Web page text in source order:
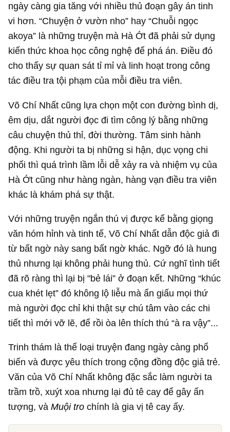
ngày càng gia tăng với nhiều thủ đoạn gây án tinh
vi hơn. “Chuyện ở vườn nho” hay “Chuỗi ngọc
akoya” là những truyện mà Hà Ớt đã phải sử dụng
kiến thức khoa học công nghệ để phá án. Điều đó
cho thấy sự quan sát tỉ mỉ và linh hoạt trong công
tác điều tra tội phạm của mỗi điều tra viên.
Võ Chí Nhất cũng lựa chọn một con đường bình dị,
êm dịu, dắt người đọc đi tìm công lý bằng những
câu chuyện thủ thỉ, đời thường. Tâm sinh hành
động. Khi người ta bị những si hận, dục vọng chi
phối thì quá trình lầm lỗi dễ xảy ra và nhiệm vụ của
Hà Ớt cũng như hàng ngàn, hàng vạn điều tra viên
khác là khám phá sự thật.
Với những truyện ngắn thú vị được kể bằng giọng
văn hóm hỉnh và tinh tế, Võ Chí Nhất dẫn độc giả đi
từ bất ngờ này sang bất ngờ khác. Ngỡ đó là hung
thủ nhưng lại không phải hung thủ. Cứ nghĩ tình tiết
đã rõ ràng thì lại bị "bẻ lái” ở đoạn kết. Những “khúc
cua khét lẹt” đó không lộ liễu mà ẩn giấu mọi thứ
mà người đọc chỉ khi thật sự chú tâm vào các chi
tiết thì mới vỡ lẽ, để rồi òa lên thích thú “à ra vậy”...
Trinh thám là thể loại truyện đang ngày càng phổ
biến và được yêu thích trong cộng đồng độc giả trẻ.
Văn của Võ Chí Nhất không đặc sắc làm người ta
trầm trồ, xuýt xoa nhưng lại đủ tê cay để gây ấn
tượng, vàMuội tro chính là gia vị tê cay ấy.